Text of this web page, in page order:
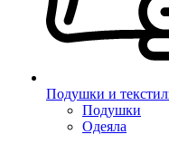
Подушки и
Подушки
Одеяла